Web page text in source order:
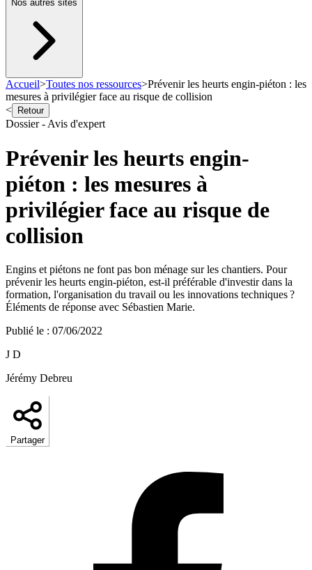
Nos autres sites
Accueil>Toutes nos ressources>Prévenir les heurts engin-piéton : les
mesures à privilégier face au risque de collision
<
Retour
Dossier - Avis d'expert
Prévenir les heurts engin-
piéton : les mesures à
privilégier face au risque de
collision
Engins et piétons ne font pas bon ménage sur les chantiers. Pour
prévenir les heurts engin-piéton, est-il préférable d'investir dans la
formation, l'organisation du travail ou les innovations techniques ?
Éléments de réponse avec Sébastien Marie.
Publié le : 07/06/2022
J D
Jérémy Debreu
Partager